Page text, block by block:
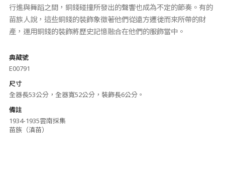
行進與舞蹈之間，銅錢碰撞所發出的聲響也成為不定的節奏。有的
苗族人說，這些銅錢的裝飾象徵著他們從遠方遷徙而來所帶的財
產，運用銅錢的裝飾將歷史記憶融合在他們的服飾當中。
典藏號
E00791
尺寸
全器長53公分，全器寬52公分，裝飾長6公分。
備註
1934-1935雲南採集
苗族（滇苗）